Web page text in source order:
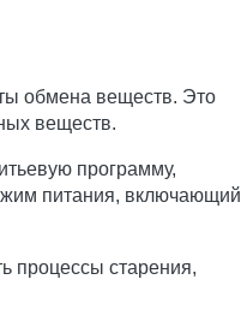
обмена веществ. Это
веществ.
программу,
питания, включающий
процессы старения,